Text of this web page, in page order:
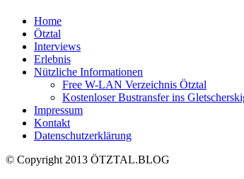
Home
Ötztal
Interviews
Erlebnis
Nützliche Informationen
Free W-LAN Verzeichnis Ötztal
Kostenloser Bustransfer ins
Impressum
Kontakt
Datenschutzerklärung
© Copyright 2013 ÖTZTAL.BLOG